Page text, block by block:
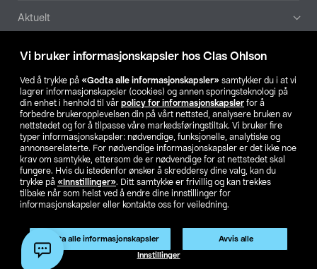
Vi bruker informasjonskapsler hos Clas Ohlson
Ved å trykke på «Godta alle informasjonskapsler» samtykker du i at vi
lagrer informasjonskapsler (cookies) og annen sporingsteknologi på
din enhet i henhold til vår policy for informasjonskapsler for å
forbedre brukeropplevelsen din på vårt nettsted, analysere bruken av
nettstedet og for å tilpasse våre markedsføringstiltak. Vi bruker fire
typer informasjonskapsler: nødvendige, funksjonelle, analytiske og
annonserelaterte. For nødvendige informasjonskapsler er det ikke noe
krav om samtykke, ettersom de er nødvendige for at nettstedet skal
fungere. Hvis du istedenfor ønsker å skreddersy dine valg, kan du
trykke på «Innstillinger». Ditt samtykke er frivillig og kan trekkes
tilbake når som helst ved å endre dine innstillinger for
informasjonskapsler eller kontakte oss for veiledning.
Godta alle informasjonskapsler Avvis alle
Innstillinger
Produktet har utgått
Artikkelnr.:51-1320
Aktuelt
Våre selskaper
Finn din butikk
SE NO FI
Endre til priser ekskl. moms